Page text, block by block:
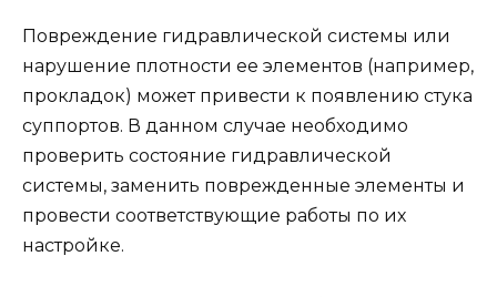
Повреждение гидравлической системы или
нарушение плотности ее элементов (например,
прокладок) может привести к появлению стука
суппортов. В данном случае необходимо
проверить состояние гидравлической
системы, заменить поврежденные элементы и
провести соответствующие работы по их
настройке.